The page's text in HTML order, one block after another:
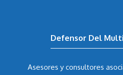
Defensor Del
Asesores y consultores